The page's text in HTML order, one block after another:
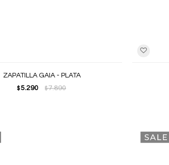
ZAPATILLA GAIA - PLATA
$5.290 $7.890